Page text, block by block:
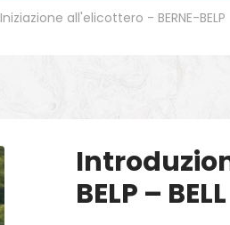
Iniziazione all'elicottero - BERNE-BELP
BELP –